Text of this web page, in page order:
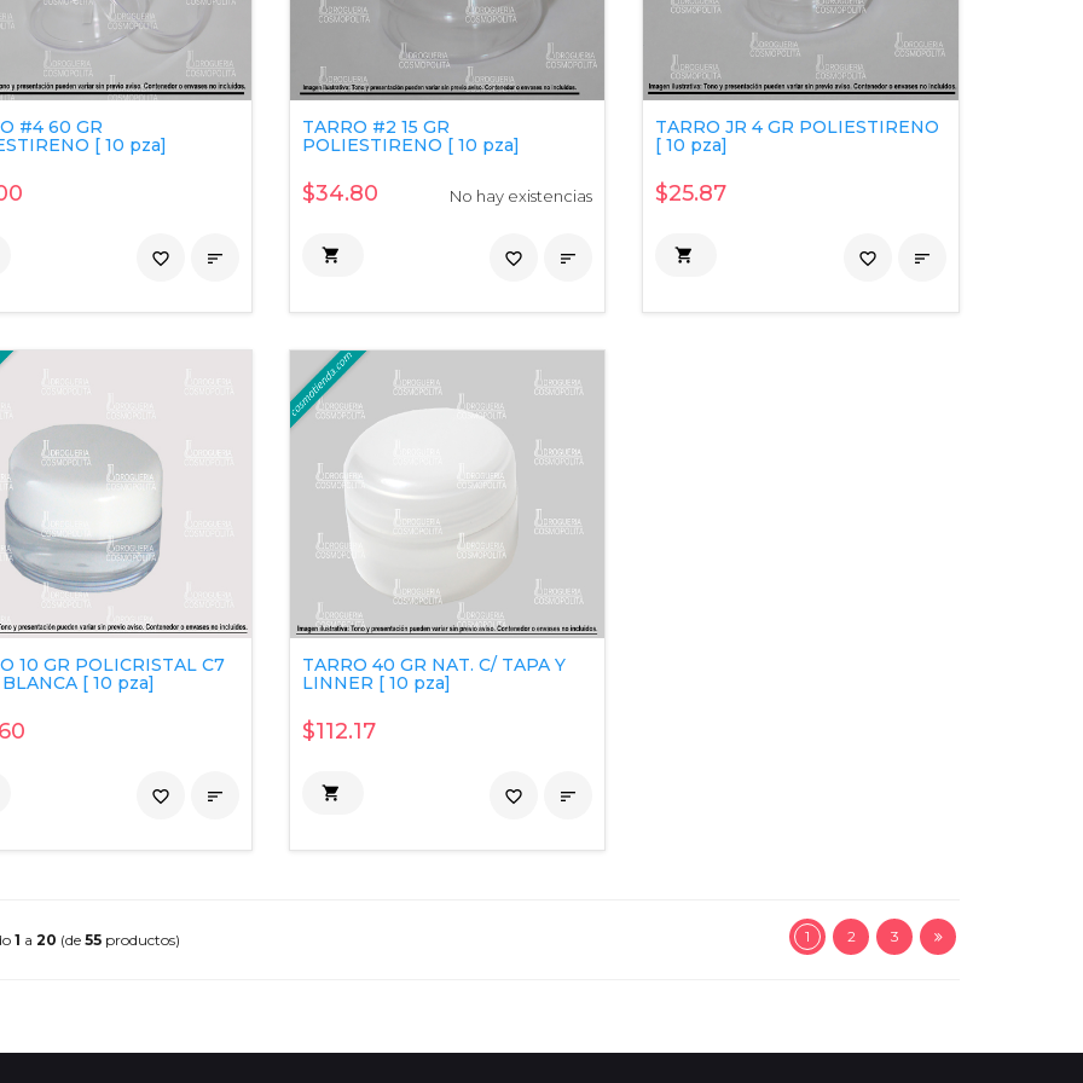
#4 60 GR
[ 10 pza]

favorite_border
TARRO #2 15 GR
POLIESTIRENO [ 10 pza]
$34.80 No hay existencias
 
favorite_border
TARRO JR 4 GR POLIESTIRENO
[ 10 pza]
$25.87
 
favorite_border
10 GR POLICRISTAL C7
[ 10 pza]

favorite_border
TARRO 40 GR NAT. C/ TAPA Y
LINNER [ 10 pza]
$112.17
 
favorite_border
1 a 20 (de 55productos) 1 2 3